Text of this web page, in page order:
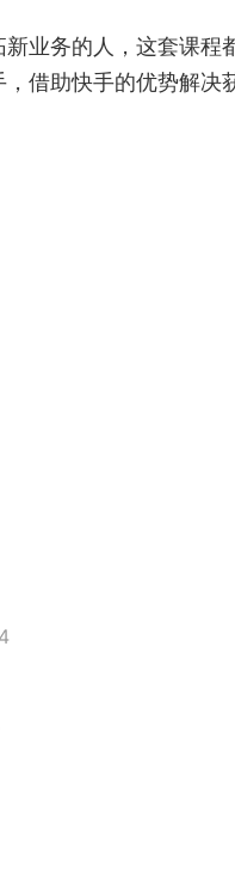
业务的人，这套课程
借助快手的优势解决